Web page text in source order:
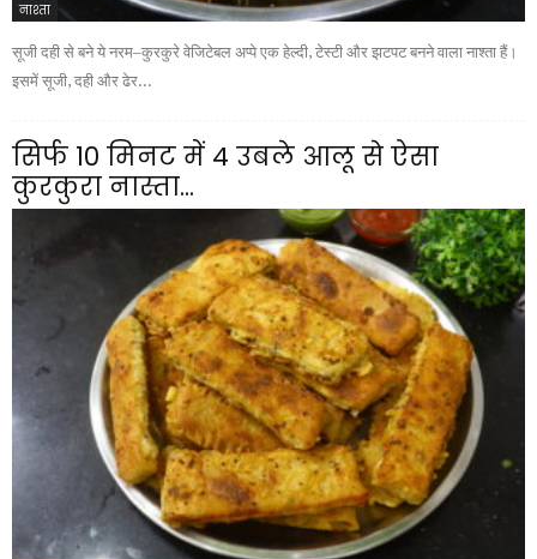
नाश्ता
सूजी दही से बने ये नरम–कुरकुरे वेजिटेबल अप्पे एक हेल्दी, टेस्टी और झटपट बनने वाला नाश्ता हैं।
इसमें सूजी, दही और ढेर...
सिर्फ 10 मिनट में 4 उबले आलू से ऐसा
कुरकुरा नास्ता...